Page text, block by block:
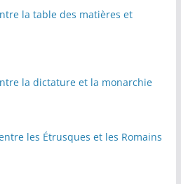
la table des matières et
la dictature et la monarchie
les Étrusques et les Romains